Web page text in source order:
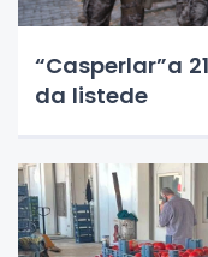
“Casperlar”a
da listede